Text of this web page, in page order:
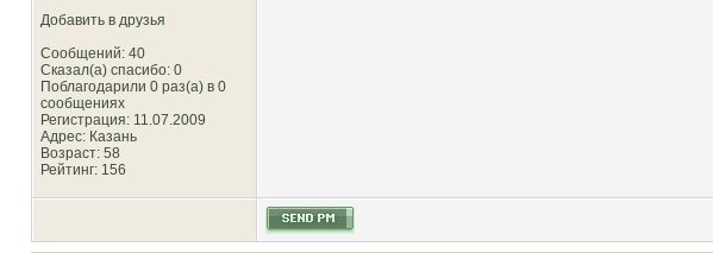
Добавить в друзья
Сообщений: 40
Сказал(а) спасибо: 0
Поблагодарили 0 раз(а) в 0
сообщениях
Регистрация: 11.07.2009
Адрес: Казань
Возраст: 58
Рейтинг: 156